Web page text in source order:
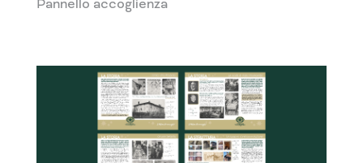
Pannello accoglienza